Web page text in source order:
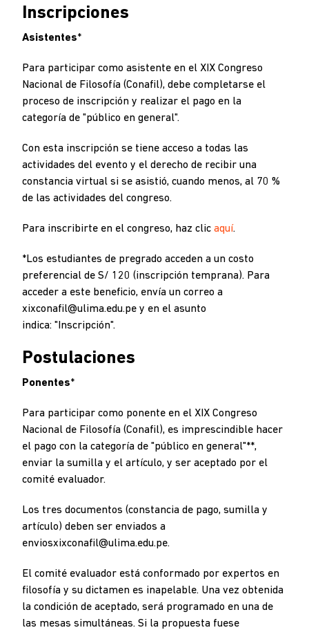
Inscripciones
Asistentes*
Para participar como asistente en el XIX Congreso
Nacional de Filosofía (Conafil), debe completarse el
proceso de inscripción y realizar el pago en la
categoría de "público en general".
Con esta inscripción se tiene acceso a todas las
actividades del evento y el derecho de recibir una
constancia virtual si se asistió, cuando menos, al 70 %
de las actividades del congreso.
Para inscribirte en el congreso, haz clic aquí.
*Los estudiantes de pregrado acceden a un costo
preferencial de S/ 120 (inscripción temprana). Para
acceder a este beneficio, envía un correo a
xixconafil@ulima.edu.pe y en el asunto
indica: "Inscripción".
Postulaciones
Ponentes*
Para participar como ponente en el XIX Congreso
Nacional de Filosofía (Conafil), es imprescindible hacer
el pago con la categoría de "público en general"**,
enviar la sumilla y el artículo, y ser aceptado por el
comité evaluador.
Los tres documentos (constancia de pago, sumilla y
artículo) deben ser enviados a
enviosxixconafil@ulima.edu.pe.
El comité evaluador está conformado por expertos en
filosofía y su dictamen es inapelable. Una vez obtenida
la condición de aceptado, será programado en una de
las mesas simultáneas. Si la propuesta fuese